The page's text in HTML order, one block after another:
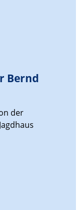
Bernd
der